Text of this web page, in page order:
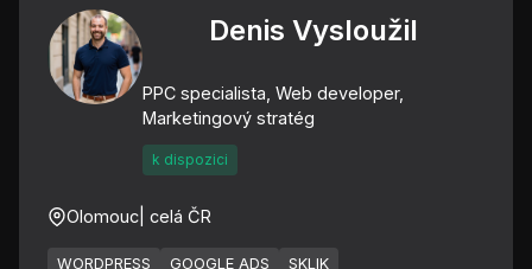
Denis Vysloužil
PPC specialista, Web developer,
Marketingový stratég
k dispozici
Olomouc | celá ČR
WORDPRESS GOOGLE ADS
SKLIK